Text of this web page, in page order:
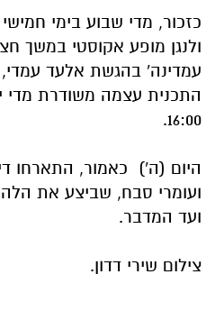
כזכור, מדי שבוע בימי
ולנגן מופע אקוסטי במשך
עמדינה' בהגשת אלעד עמדי,
16:00.
היום (ה') כאמור, התארחו
ועומרי סבח, שביצע את
ועד המדבר.
צילום שירי דדון.